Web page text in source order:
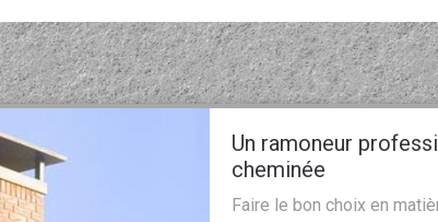
Un ramoneur
cheminée
Faire le bon choix en